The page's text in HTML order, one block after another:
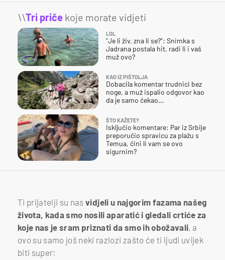
\\Tri priče koje morate vidjeti
LOL
"Je li živ, zna li se?": Snimka s
Jadrana postala hit, radi li i vaš
muž ovo?
KAO IZ PIŠTOLJA
Dobacila komentar trudnici bez
noge, a muž ispalio odgovor kao
da je samo čekao…
ŠTO KAŽETE?
Isključio komentare: Par iz Srbije
preporučio spravicu za plažu s
Temua, čini li vam se ovo
sigurnim?
Ti prijatelji su nas vidjeli u najgorim fazama našeg
života, kada smo nosili aparatić i gledali crtiće za
koje nas je sram priznati da smo ih obožavali, a
ovo su samo još neki razlozi zašto će ti ljudi uvijek
biti super: